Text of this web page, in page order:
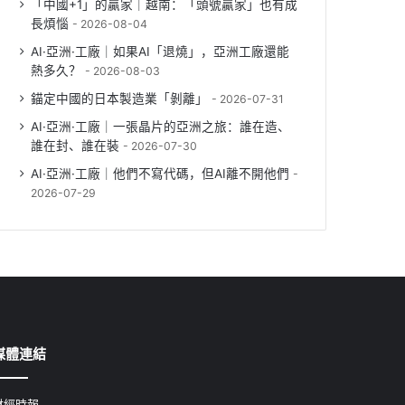
「中國+1」的贏家｜越南：「頭號贏家」也有成
長煩惱
2026-08-04
AI·亞洲·工廠｜如果AI「退燒」，亞洲工廠還能
熱多久？
2026-08-03
錨定中國的日本製造業「剝離」 2026-07-31
AI·亞洲·工廠｜一張晶片的亞洲之旅：誰在造、
誰在封、誰在裝
2026-07-30
AI·亞洲·工廠｜他們不寫代碼，但AI離不開他們
2026-07-29
體連結